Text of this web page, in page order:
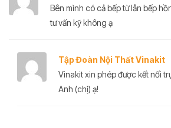
Bên mình có cả bếp từ lẫn bếp
tư vấn kỹ không ạ
Tập Đoàn Nội Thất Vinakit
Vinakit xin phép được kết nối
Anh (chị) ạ!